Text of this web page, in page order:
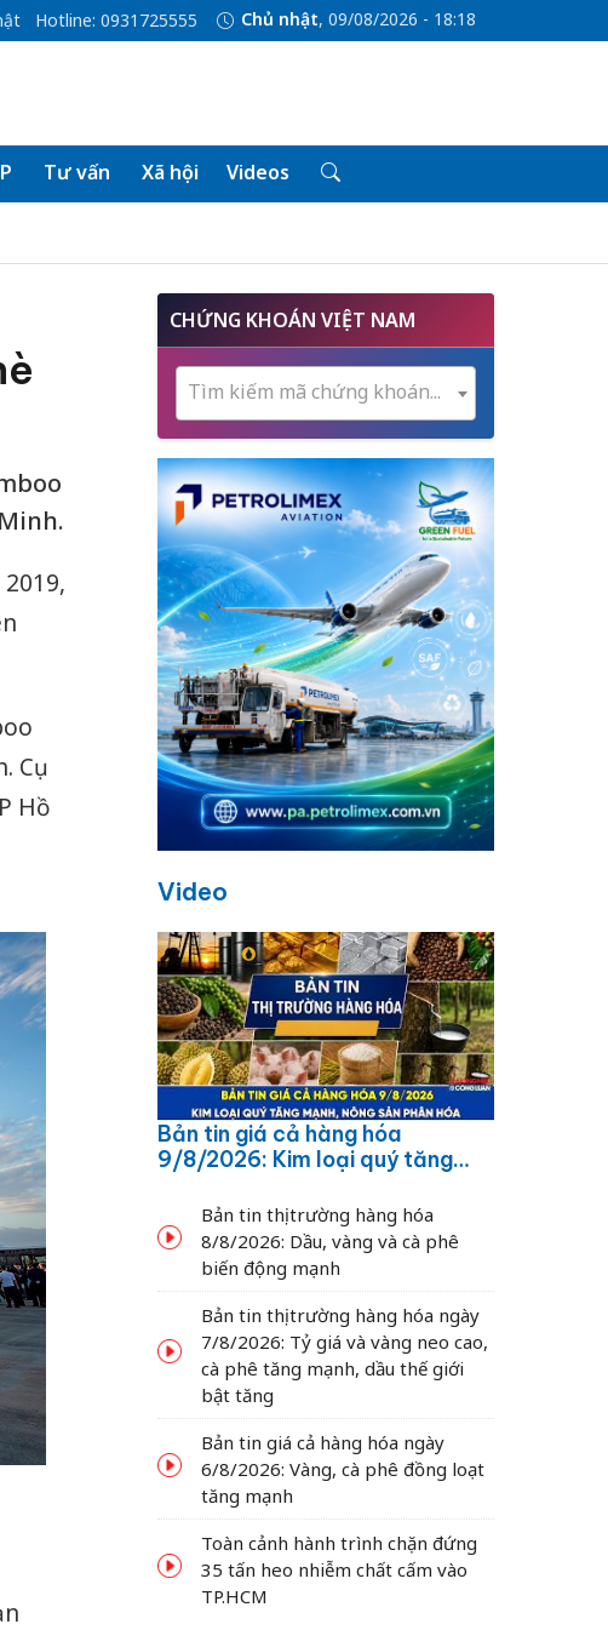
Hotline: 0931725555 Chủ nhật, 09/08/2026 - 18:18
Tư vấn Xã hội Videos
Cụ
Hồ
CHỨNG KHOÁN VIỆT NAM
Tìm kiếm mã chứng khoán...
Video
Bản tin giá cả hàng hóa
9/8/2026: Kim loại quý tăng
Bản tin thị trường hàng hóa
8/8/2026: Dầu, vàng và cà phê
biến động mạnh
Bản tin thị trường hàng hóa ngày
7/8/2026: Tỷ giá và vàng neo cao,
cà phê tăng mạnh, dầu thế giới
bật tăng
Bản tin giá cả hàng hóa ngày
6/8/2026: Vàng, cà phê đồng loạt
tăng mạnh
Toàn cảnh hành trình chặn đứng
35 tấn heo nhiễm chất cấm vào
TP.HCM